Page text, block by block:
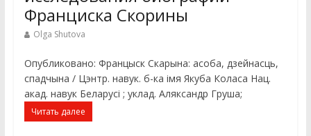
Франциска Скорины
Olga Shutova
Опубликовано: Францыск Скарына: асоба, дзейнасць,
спадчына / Цэнтр. навук. б-ка імя Якуба Коласа Нац.
акад. навук Беларусі ; уклад. Аляксандр Груша;
Читать далее